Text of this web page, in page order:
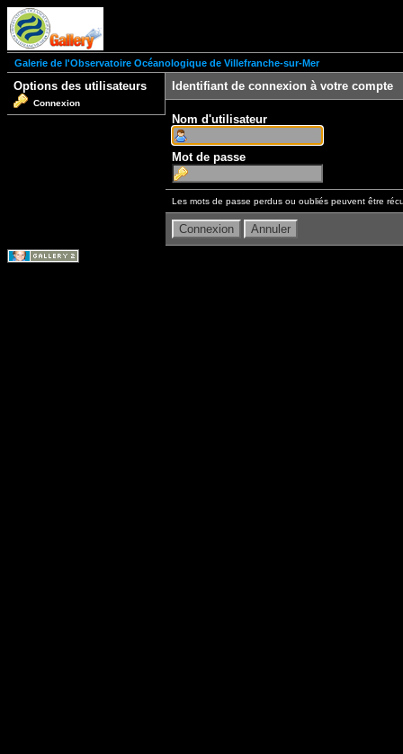
Galerie de l'Observatoire Océanologique de Villefranche-sur-Mer
Options des utilisateurs
Connexion
Identifiant de connexion à votre compte
Nom d'utilisateur
Mot de passe
Les mots de passe perdus ou oubliés peuvent être